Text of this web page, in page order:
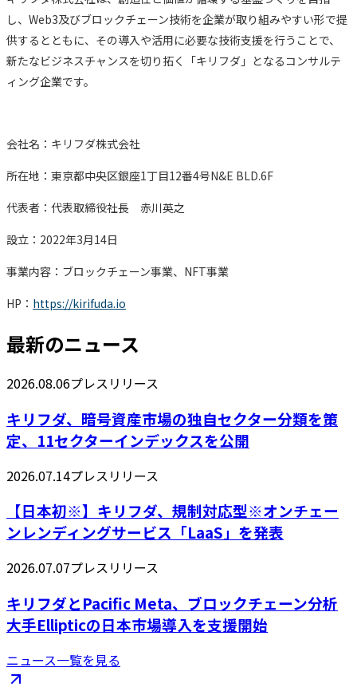
し、Web3及びブロックチェーン技術を企業が取り組みやすい形で提
供するとともに、その導入や活用に必要な技術支援を行うことで、
新たなビジネスチャンスを切り拓く「キリフダ」となるコンサルテ
ィング企業です。
会社名：キリフダ株式会社
所在地：東京都中央区銀座1丁目12番4号N&E BLD.6F
代表者：代表取締役社長 赤川英之
設立：2022年3月14日
事業内容：ブロックチェーン事業、NFT事業
HP： https://kirifuda.io
最新のニュース
2026.08.06プレスリリース
キリフダ、暗号資産市場の独自セクター分類を策
定、11セクターインデックスを公開
2026.07.14プレスリリース
【日本初※】キリフダ、規制対応型※オンチェー
ンレンディングサービス「LaaS」を発表
2026.07.07プレスリリース
キリフダとPacific Meta、ブロックチェーン分析
大手Ellipticの日本市場導入を支援開始
ニュース一覧を見る